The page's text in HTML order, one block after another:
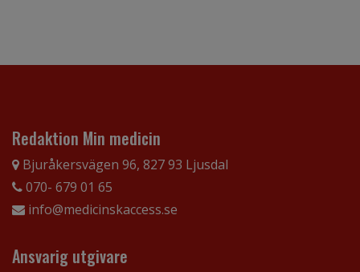
Redaktion Min medicin
Bjuråkersvägen 96, 827 93 Ljusdal
070- 679 01 65
info@medicinskaccess.se
Ansvarig utgivare